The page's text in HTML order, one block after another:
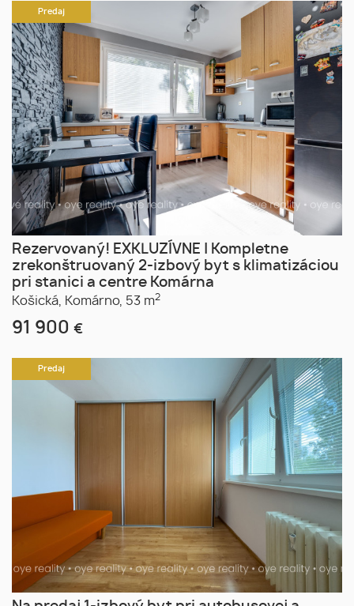
Predaj
Rezervovaný! EXKLUZÍVNE | Kompletne
zrekonštruovaný 2-izbový byt s klimatizáciou
pri stanici a centre Komárna
Košická, Komárno, 53 m2
91 900 €
Predaj